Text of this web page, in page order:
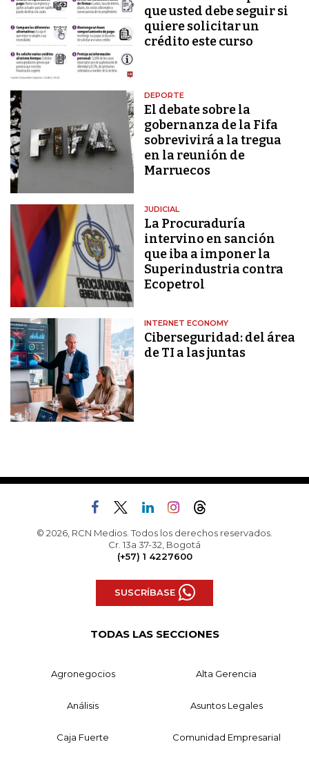
que usted debe seguir si
quiere solicitar un
crédito este curso
DEPORTE
El debate sobre la
gobernanza de la Fifa
sobrevivirá a la tregua
en la reunión de
Marruecos
JUDICIAL
La Procuraduría
intervino en sanción
que iba a imponer la
Superindustria contra
Ecopetrol
INTERNET ECONOMY
Ciberseguridad: del área
de TI a las juntas
© 2026, RCN Medios. Todos los derechos reservados.
Cr. 13a 37-32, Bogotá
(+57) 1 4227600
SUSCRÍBASE
TODAS LAS SECCIONES
Agronegocios Alta Gerencia
Análisis Asuntos Legales
Caja Fuerte Comunidad Empresarial